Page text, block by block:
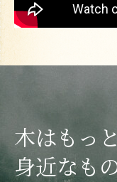
木はもっと
身近なも